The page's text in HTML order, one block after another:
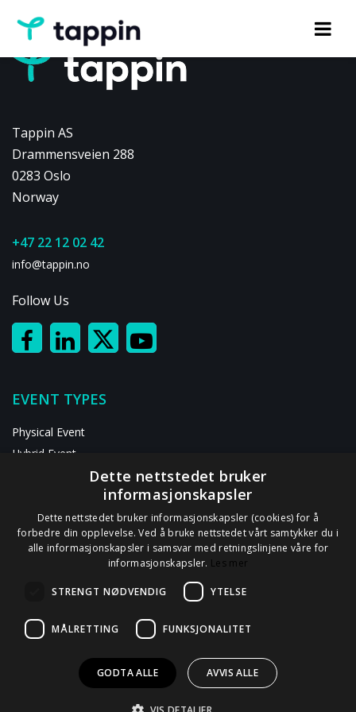
Tappin AS
Drammensveien 288
0283 Oslo
Norway
+47 22 12 02 42
info@tappin.no
Follow Us
EVENT TYPES
Physical Event
Hybrid Event
ABOUT US
Privacy Statement
GDPR Information
Data Processor Agreement
Dette nettstedet bruker
informasjonskapsler
Dette nettstedet bruker informasjonskapsler (cookies) for å
forbedre din opplevelse. Ved å bruke nettstedet vårt samtykker du i
alle informasjonskapsler i samsvar med retningslinjene våre for
informasjonskapsler. Les mer
STRENGT NØDVENDIG YTELSE
MÅLRETTING FUNKSJONALITET
GODTA ALLE AVVIS ALLE